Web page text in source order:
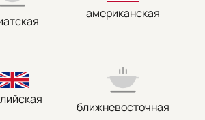
американская
ближневосточная